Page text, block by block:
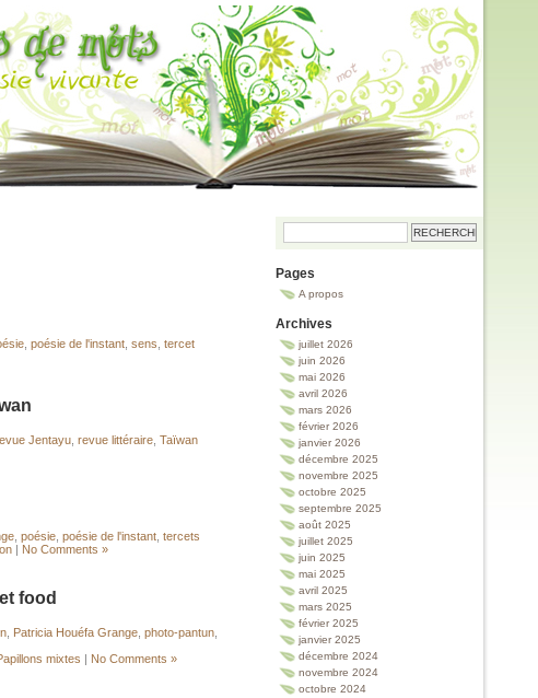
poésie de l'instant sens tercet
Jentayu revue littéraire Taïwan
poésie poésie de l'instant tercets
| No Comments »
food
Patricia Houéfa Grange photo-pantun
mixtes | No Comments »
Pages
A propos
Archives
juillet 2026
juin 2026
mai 2026
avril 2026
mars 2026
février 2026
janvier 2026
décembre 2025
novembre 2025
octobre 2025
septembre 2025
août 2025
juillet 2025
juin 2025
mai 2025
avril 2025
mars 2025
février 2025
janvier 2025
décembre 2024
novembre 2024
octobre 2024